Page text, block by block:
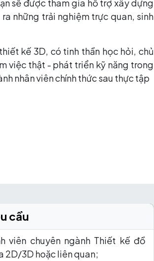
sẽ được tham gia hỗ trợ xây dựng
những trải nghiệm trực quan, sinh
kế 3D, có tinh thần học hỏi, chủ
việc thật - phát triển kỹ năng trong
nhân viên chính thức sau thực tập
cầu
viên chuyên ngành Thiết kế đồ
2D/3D hoặc liên quan;